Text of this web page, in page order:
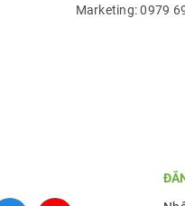
Marketing: 0979